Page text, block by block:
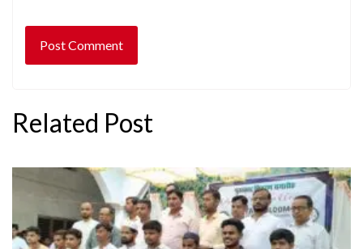
Related Post